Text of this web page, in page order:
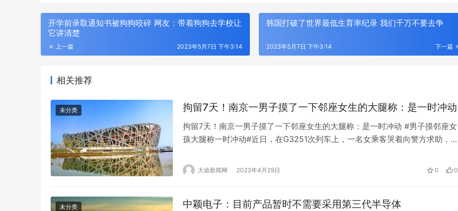
开学前录取通知书被狗狗咬碎 网友：带着狗狗去学校让
它讲清楚
上一篇 2023年5月7日 下午3:14
韩国打破了世界最低生育率纪录 我们千万不要去争
下一篇
2023年5月7日 下午3:14
相关推荐
未分类 拘留7天！南京一男子摸了一下邻座女生的大腿称：是一时冲动
拘留7天！南京一男子摸了一下邻座女生的大腿称：是一时冲动 #男子摸邻座女
孩大腿称一时冲动#近日，在G3251次列车上，一名女乘客哭着向警方求助，
他车厢休息，随后逮捕了涉嫌 猥 亵的男子。男的说摸女生大腿之前是一时冲动
大渝新闻网 2023年4月29日 0 0
未分类 中颖电子：目前产品暂时不需要采用第三代半导体